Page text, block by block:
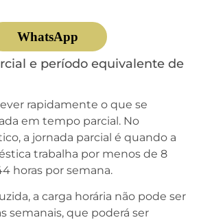
WhatsApp
e período equivalente de
rapidamente o que se
em tempo parcial. No
a jornada parcial é quando a
trabalha por menos de 8
horas por semana.
a carga horária não pode ser
semanais, que poderá ser